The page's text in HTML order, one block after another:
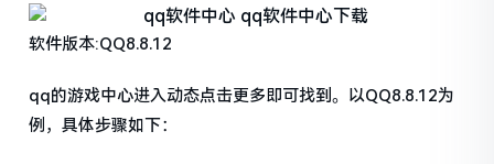
软件版本:QQ8.8.12
qq的游戏中心进入动态点击更多即可找到。以QQ8.8.12为
例，具体步骤如下：